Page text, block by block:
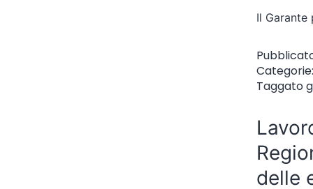
Il
Taggato
delle